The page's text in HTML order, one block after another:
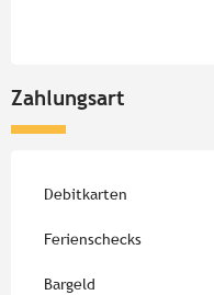
Zahlungsart
Debitkarten
Ferienschecks
Bargeld